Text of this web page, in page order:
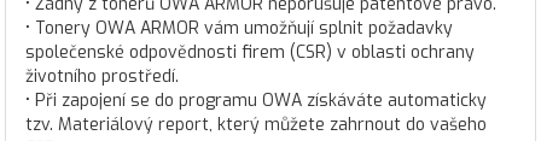
• Tonery OWA ARMOR vám umožňují splnit požadavky
společenské odpovědnosti firem (CSR) v oblasti ochrany
životního prostředí.
• Při zapojení se do programu OWA získáváte automaticky
tzv. Materiálový report, který můžete zahrnout do vašeho